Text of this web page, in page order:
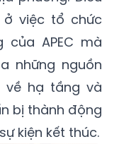
ở việc tổ chức
APEC mà
những nguồn
về hạ tầng và
bị thành động
kiện kết thúc.